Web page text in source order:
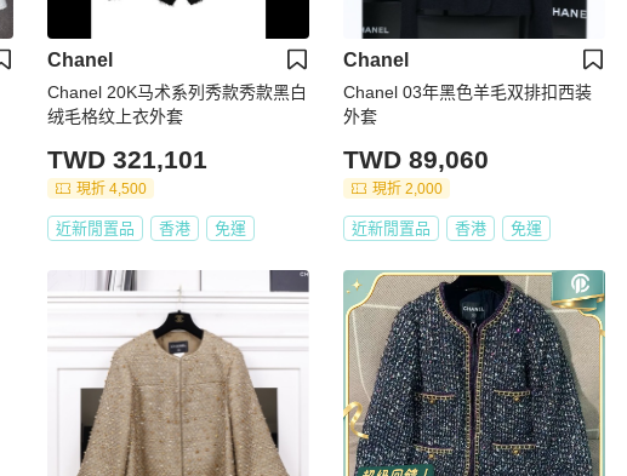
Chanel
Chanel 20K马术系列秀款秀款黑白
绒毛格纹上衣外套
TWD 321,101
現折 4,500
近新閒置品 香港 免運
Chanel
Chanel 03年黑色羊毛双排扣西装
外套
TWD 89,060
現折 2,000
近新閒置品 香港 免運